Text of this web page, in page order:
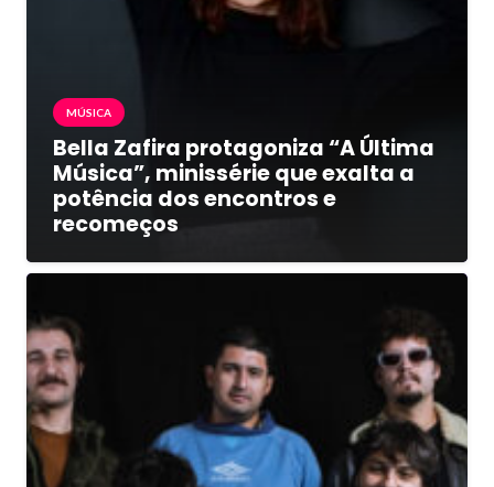
MÚSICA
Bella Zafira protagoniza “A Última
Música”, minissérie que exalta a
potência dos encontros e
recomeços